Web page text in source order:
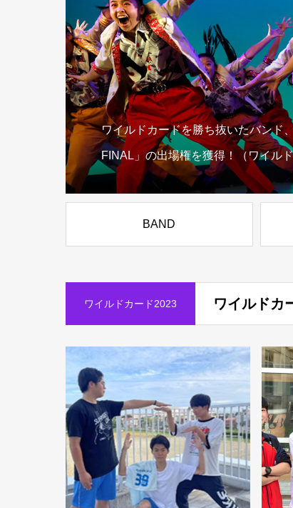
ワイルドカードを勝ち抜いたバンド
FINAL」の出場権を獲得！（ワイル
BAND
ワイルドカード2023 ワイルドカ